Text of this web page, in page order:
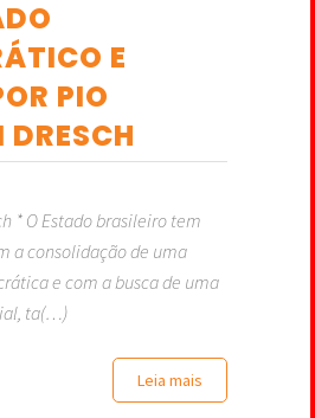
E
PIO
* O Estado brasileiro tem
a consolidação de uma
e com a busca de uma
ta(…)
Leia mais